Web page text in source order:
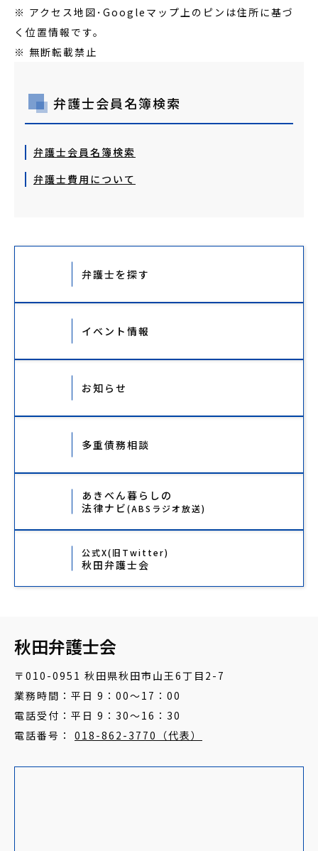
※ アクセス地図･Googleマップ上のピンは住所に基づ
く位置情報です。
※ 無断転載禁止
弁護士会員名簿検索
弁護士会員名簿検索
弁護士費用について
弁護士を探す
イベント情報
お知らせ
多重債務相談
あきべん暮らしの
法律ナビ(ABSラジオ放送)
公式X(旧Twitter)
秋田弁護士会
秋田弁護士会
〒010-0951 秋田県秋田市山王6丁目2-7
業務時間：平日 9：00～17：00
電話受付：平日 9：30～16：30
電話番号： 018-862-3770（代表）